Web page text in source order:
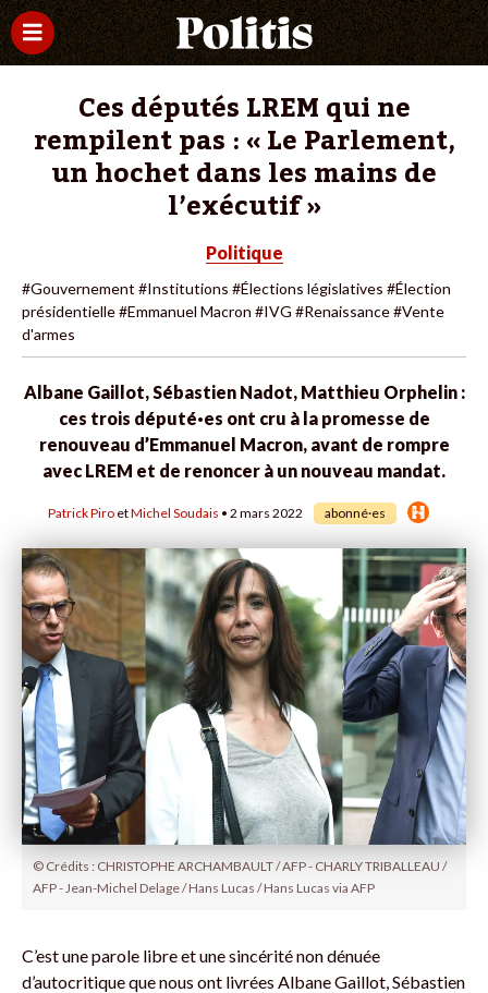
Ces députés LREM qui ne
rempilent pas : « Le Parlement,
un hochet dans les mains de
l’exécutif »
Politique
#Gouvernement #Institutions #Élections législatives #Élection
présidentielle#Emmanuel Macron #IVG #Renaissance#Vente
d'armes
Albane Gaillot, Sébastien Nadot, Matthieu Orphelin :
ces trois député·es ont cru à la promesse de
renouveau d’Emmanuel Macron, avant de rompre
avec LREM et de renoncer à un nouveau mandat.
Patrick Piro etMichel Soudais • 2 mars 2022 abonné·es
© Crédits : CHRISTOPHE ARCHAMBAULT / AFP - CHARLY TRIBALLEAU /
AFP - Jean-Michel Delage / Hans Lucas / Hans Lucas via AFP
C’est une parole libre et une sincérité non dénuée
d’autocritique que nous ont livrées Albane Gaillot, Sébastien